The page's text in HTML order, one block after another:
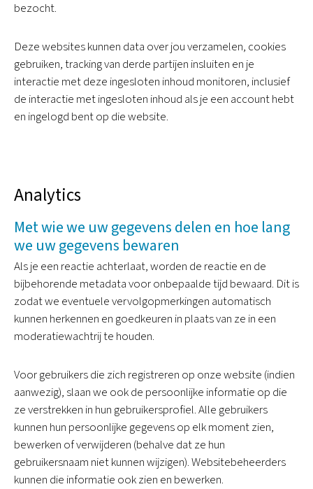
bezocht.
Deze websites kunnen data over jou verzamelen, cookies
gebruiken, tracking van derde partijen insluiten en je
interactie met deze ingesloten inhoud monitoren, inclusief
de interactie met ingesloten inhoud als je een account hebt
en ingelogd bent op die website.
Analytics
Met wie we uw gegevens delen en hoe lang
we uw gegevens bewaren
Als je een reactie achterlaat, worden de reactie en de
bijbehorende metadata voor onbepaalde tijd bewaard. Dit is
zodat we eventuele vervolgopmerkingen automatisch
kunnen herkennen en goedkeuren in plaats van ze in een
moderatiewachtrij te houden.
Voor gebruikers die zich registreren op onze website (indien
aanwezig), slaan we ook de persoonlijke informatie op die
ze verstrekken in hun gebruikersprofiel. Alle gebruikers
kunnen hun persoonlijke gegevens op elk moment zien,
bewerken of verwijderen (behalve dat ze hun
gebruikersnaam niet kunnen wijzigen). Websitebeheerders
kunnen die informatie ook zien en bewerken.